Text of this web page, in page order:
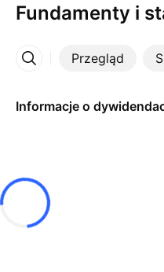
Fundamenty i
Przegląd
Więcej
Informacje o